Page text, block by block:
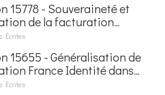
15778 - Souveraineté et
de la facturation
Écrites
15655 - Généralisation de
France Identité dans
du quotidien
Écrites